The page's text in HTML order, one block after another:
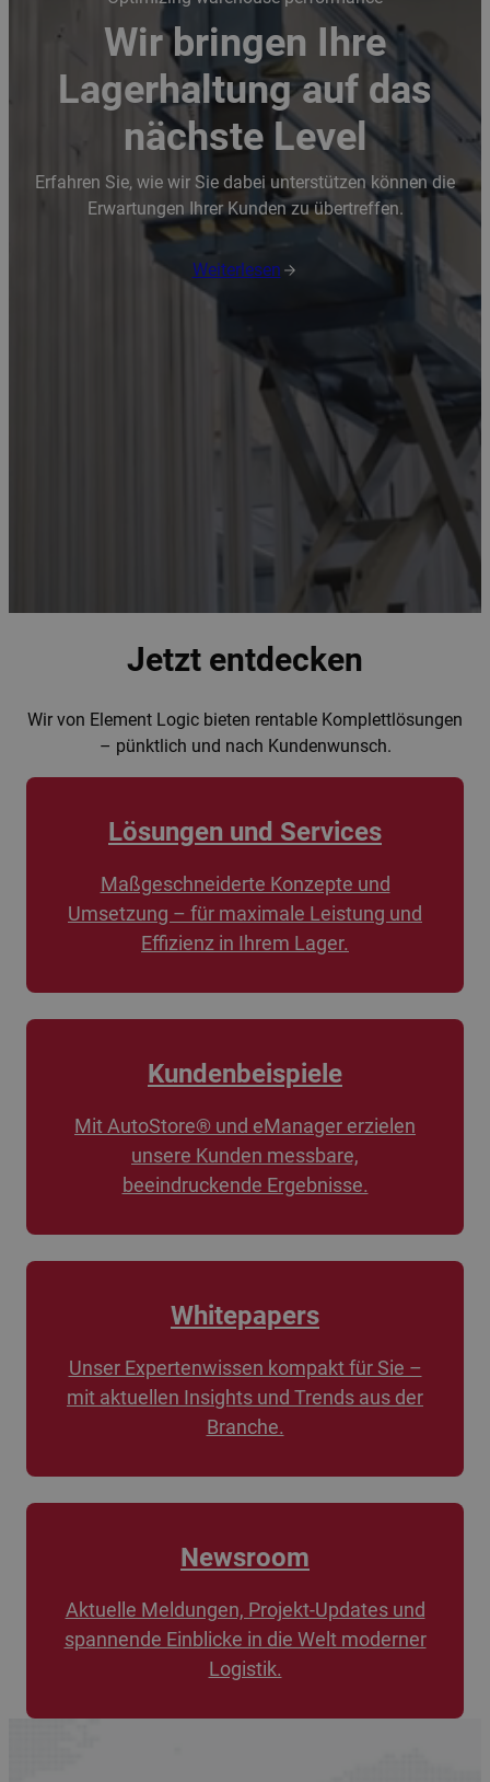
Wir bringen Ihre
Lagerhaltung auf das
nächste Level
Erfahren Sie, wie wir Sie dabei unterstützen können die
Erwartungen Ihrer Kunden zu übertreffen.
Weiterlesen
Jetzt entdecken
Wir von Element Logic bieten rentable Komplettlösungen
– pünktlich und nach Kundenwunsch.
Lösungen und Services
Maßgeschneiderte Konzepte und
Umsetzung – für maximale Leistung und
Effizienz in Ihrem Lager.
Kundenbeispiele
Mit AutoStore® und eManager erzielen
unsere Kunden messbare,
beeindruckende Ergebnisse.
Whitepapers
Unser Expertenwissen kompakt für Sie –
mit aktuellen Insights und Trends aus der
Branche.
Newsroom
Aktuelle Meldungen, Projekt-Updates und
spannende Einblicke in die Welt moderner
Logistik.